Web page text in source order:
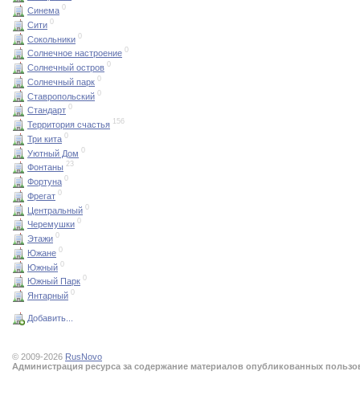
Синема 0
Сити 0
Сокольники 0
Солнечное настроение 0
Солнечный остров 0
Солнечный парк 0
Ставропольский 0
Стандарт 0
Территория счастья 156
Три кита 0
Уютный Дом 0
Фонтаны 23
Фортуна 0
Фрегат 0
Центральный 0
Черемушки 0
Этажи 0
Южане 0
Южный 0
Южный Парк 0
Янтарный 0
Добавить...
© 2009-2026 RusNovo
Администрация ресурса за содержание материалов опубликованных